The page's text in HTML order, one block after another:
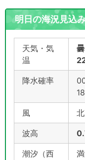
明日の海況見込
天気・気
温
降水確率
風
波高
潮汐（西